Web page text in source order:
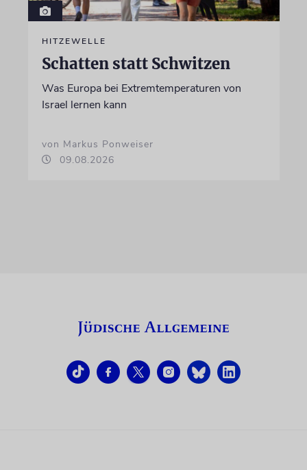
HITZEWELLE
Schatten statt Schwitzen
Was Europa bei Extremtemperaturen von
Israel lernen kann
von Markus Ponweiser
09.08.2026